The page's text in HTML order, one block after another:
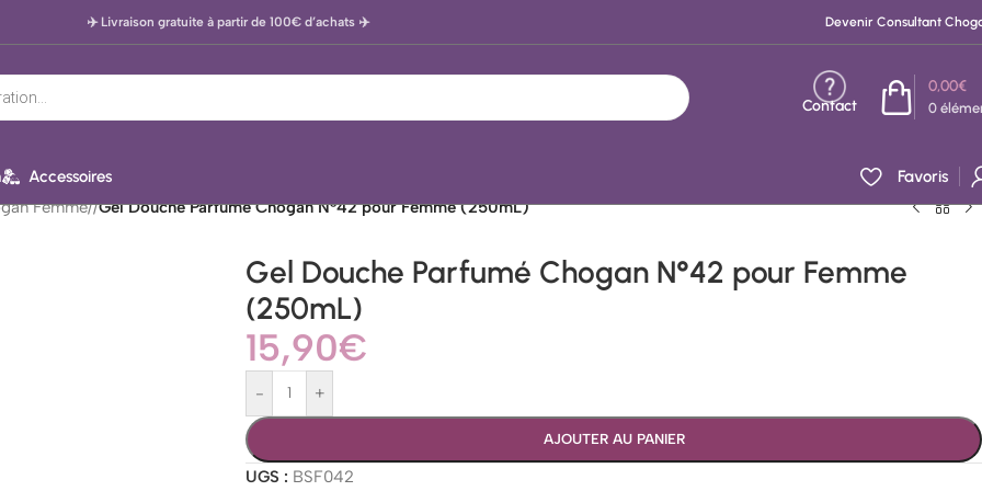
✈️ Livraison gratuite à partir de 100€ d’achats ✈️ Devenir Consultant
Contact 0
0,00€
Accessoires
Favoris
Femme/ Gel Douche Parfumé Chogan N°42 pour Femme (250mL)
Gel Douche Parfumé Chogan N°42 pour Femme
(250mL)
15,90€
- +
AJOUTER AU PANIER
UGS : BSF042